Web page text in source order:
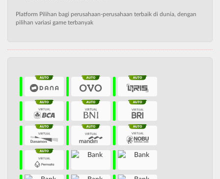
Platform Pilihan bagi perusahaan-perusahaan terbaik di dunia, dengan
pilihan variasi game terbanyak